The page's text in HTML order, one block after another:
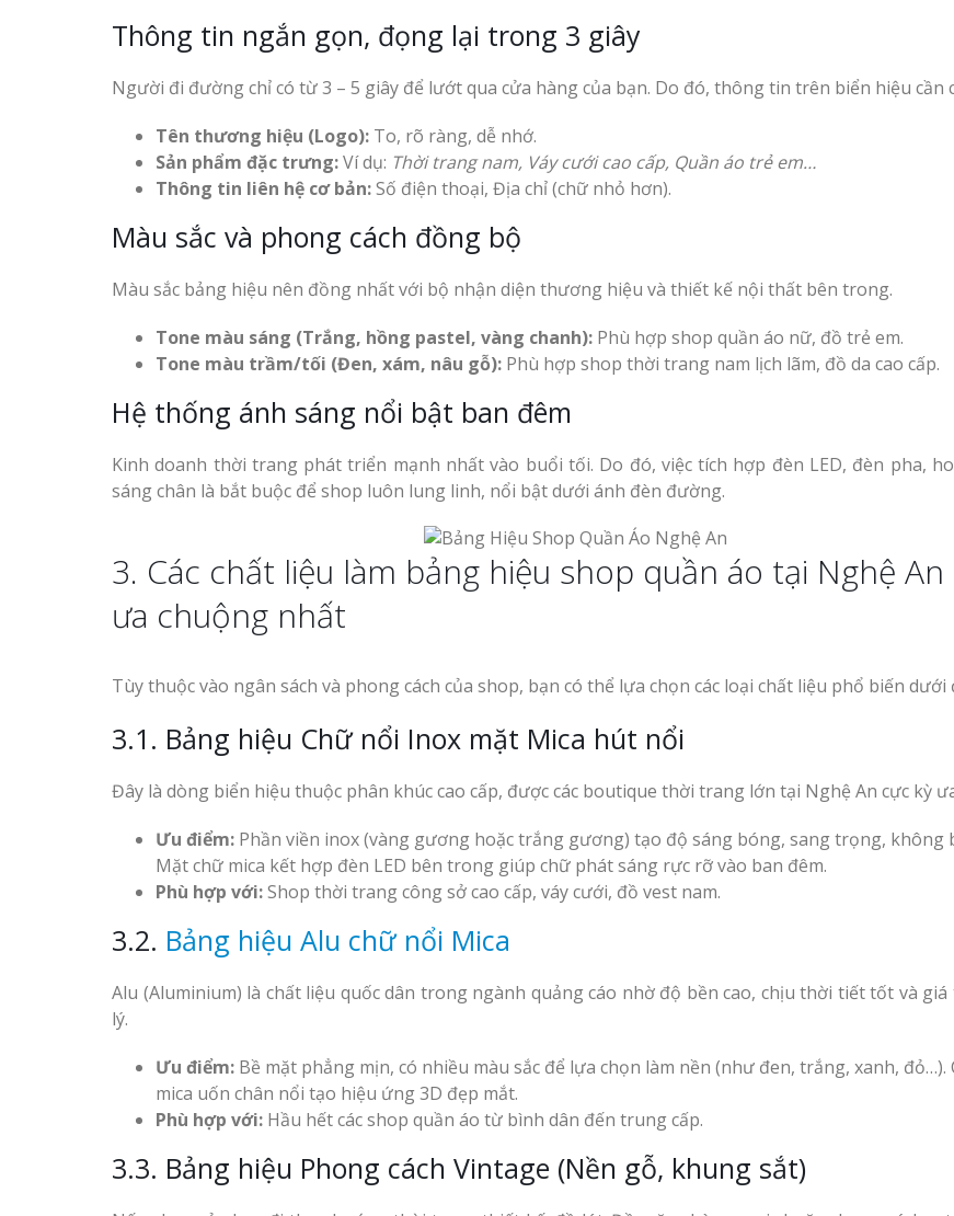
Thông tin ngắn gọn, đọng lại trong 3 giây
Người đi đường chỉ có từ 3 – 5 giây để lướt qua cửa hàng của bạn. Do đó, thông tin trên biển hiệu cần
Tên thương hiệu (Logo): To, rõ ràng, dễ nhớ.
Sản phẩm đặc trưng:Ví dụ: Thời trang nam, Váy cưới cao cấp, Quần áo trẻ em…
Thông tin liên hệ cơ bản:Số điện thoại, Địa chỉ (chữ nhỏ hơn).
Màu sắc và phong cách đồng bộ
Màu sắc bảng hiệu nên đồng nhất với bộ nhận diện thương hiệu và thiết kế nội thất bên trong.
Tone màu sáng (Trắng, hồng pastel, vàng chanh): Phù hợp shop quần áo nữ, đồ trẻ em.
Tone màu trầm/tối (Đen, xám, nâu gỗ): Phù hợp shop thời trang nam lịch lãm, đồ da cao cấp.
Hệ thống ánh sáng nổi bật ban đêm
Kinh doanh thời trang phát triển mạnh nhất vào buổi tối. Do đó, việc tích hợp đèn LED, đèn pha,
sáng chân là bắt buộc để shop luôn lung linh, nổi bật dưới ánh đèn đường.
3. Các chất liệu làm bảng hiệu shop quần áo tại Nghệ
ưa chuộng nhất
Tùy thuộc vào ngân sách và phong cách của shop, bạn có thể lựa chọn các loại chất liệu phổ biến dưới
3.1. Bảng hiệu Chữ nổi Inox mặt Mica hút nổi
Đây là dòng biển hiệu thuộc phân khúc cao cấp, được các boutique thời trang lớn tại Nghệ An cực kỳ
Ưu điểm: Phần viền inox (vàng gương hoặc trắng gương) tạo độ sáng bóng, sang trọng, không
Mặt chữ mica kết hợp đèn LED bên trong giúp chữ phát sáng rực rỡ vào ban đêm.
Phù hợp với:Shop thời trang công sở cao cấp, váy cưới, đồ vest nam.
3.2. Bảng hiệu Alu chữ nổi Mica
Alu (Aluminium) là chất liệu quốc dân trong ngành quảng cáo nhờ độ bền cao, chịu thời tiết tốt và
lý.
Ưu điểm: Bề mặt phẳng mịn, có nhiều màu sắc để lựa chọn làm nền (như đen, trắng, xanh, đỏ…).
mica uốn chân nổi tạo hiệu ứng 3D đẹp mắt.
Phù hợp với: Hầu hết các shop quần áo từ bình dân đến trung cấp.
3.3. Bảng hiệu Phong cách Vintage (Nền gỗ, khung sắt)
Làm biển hiệu tại Vinh
Nghệ An
Mẫu biển quán cà phê
Mẫu biển hiệu gỗ vintage
ấn tượng
Làm biển gỗ tại Ninh
đẹp giá rẻ
Bảng gỗ treo cửa
handmade cổ điển
Làm Biển
Làm Biển
Phẩm Vinh Thu Hút
Đẹp
Nam Đàn Uy Tín Giá Xưởng
Làm Biển Quảng Cáo
Mỹ Phẩm Vinh Thu Hút Khách
Hàng
Top 10 Mẫu Bảng
Hiệu Shop Quần Áo
Nghệ An Đẹp
Làm Bảng Hiệu Nhà
Làm Hộp Đèn Siêu
Mỏng Nghệ An Thu
Làm biển gỗ tại Hà
Giang đẹp giá rẻ